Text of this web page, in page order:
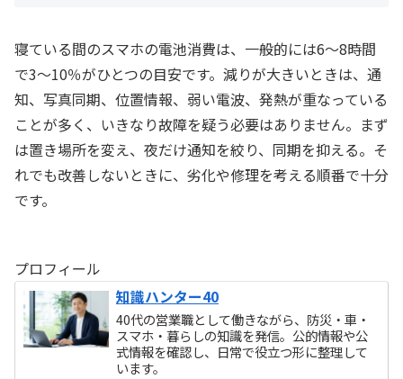
寝ている間のスマホの電池消費は、一般的には6〜8時間
で3〜10％がひとつの目安です。減りが大きいときは、通
知、写真同期、位置情報、弱い電波、発熱が重なっている
ことが多く、いきなり故障を疑う必要はありません。まず
は置き場所を変え、夜だけ通知を絞り、同期を抑える。そ
れでも改善しないときに、劣化や修理を考える順番で十分
です。
プロフィール
知識ハンター40
40代の営業職として働きながら、防災・車・
スマホ・暮らしの知識を発信。公的情報や公
式情報を確認し、日常で役立つ形に整理して
います。